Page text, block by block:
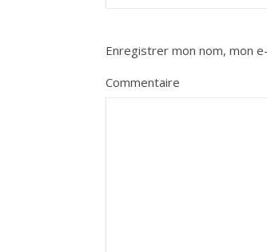
Enregistrer mon nom, mon
Commentaire